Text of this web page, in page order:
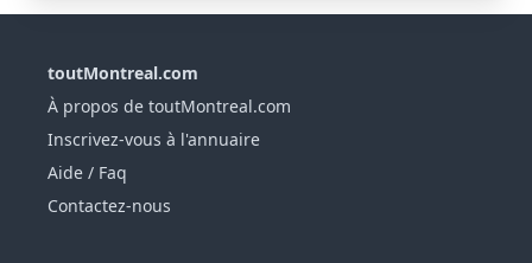
toutMontreal.com
À propos de toutMontreal.com
Inscrivez-vous à l'annuaire
Aide / Faq
Contactez-nous